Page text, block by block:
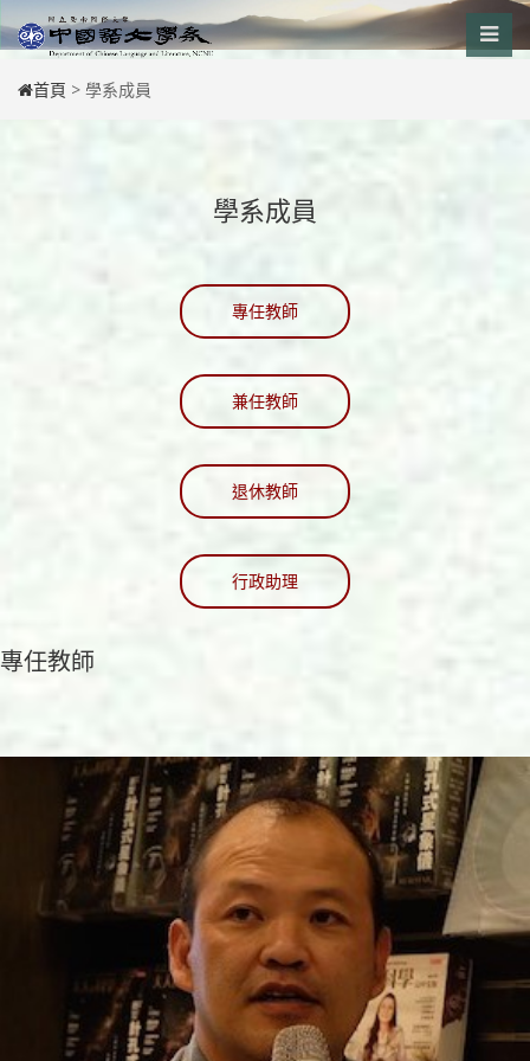
to
content
首頁 > 學系成員
學系成員
專任教師
兼任教師
退休教師
行政助理
專任教師